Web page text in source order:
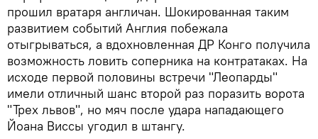
прошил вратаря англичан. Шокированная таким
развитием событий Англия побежала
отыгрываться, а вдохновленная ДР Конго получила
возможность ловить соперника на контратаках. На
исходе первой половины встречи "Леопарды"
имели отличный шанс второй раз поразить ворота
"Трех львов", но мяч после удара нападающего
Йоана Виссы угодил в штангу.